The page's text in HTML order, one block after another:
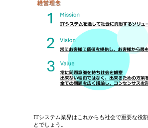
ITシステム業界はこれからも社会で重要な役
とでしょう。